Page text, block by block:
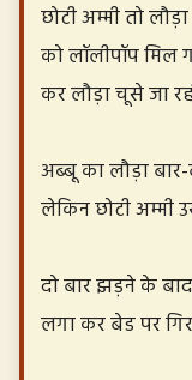
छोटी अम्मी तो
को लॉलीपॉप
कर लौड़ा चूसे जा
अब्बू का लौड़ा
लेकिन छोटी अम्मी
दो बार झड़ने के
लगा कर बेड पर